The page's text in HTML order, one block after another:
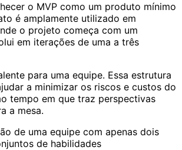
o MVP como um produto mínimo
é amplamente utilizado em
o projeto começa com um
em iterações de uma a três
para uma equipe. Essa estrutura
a minimizar os riscos e custos do
tempo em que traz perspectivas
a mesa.
de uma equipe com apenas dois
de habilidades